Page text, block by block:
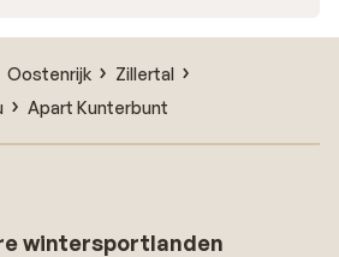
Oostenrijk
Zillertal
Apart Kunterbunt
wintersportlanden